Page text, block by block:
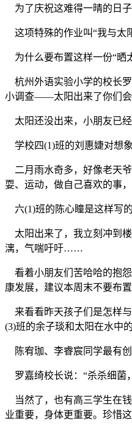
为了庆祝这难得一晴的日子
这项特殊的作业叫“我与太
为什么要布置这样一份“晒
杭州外语实验小学的校长
小调查——太阳出来了你们会
太阳还没出来，小朋友已经
学校四(1)班的刘惠婕对想
二月雨水奇多，好像老天
耍、运动，做自己喜欢的事
六(1)班的陈心瞳是这样写的
太阳出来了，我立刻冲到
漓，气喘吁吁……
看着小朋友们苦哈哈的抱
康发展，建议本周末不要布
来看看昨天孩子们是怎样
(3)班的余子琰和太阳在水中
陈宥珈、李睿宸同学最有创
罗嘉绮校长说：“杀杀细菌
当然了，也有高三学生在钱
业重要，身体更重要。珍惜